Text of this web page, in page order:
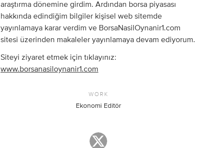
araştırma dönemine girdim. Ardından borsa piyasası
hakkında edindiğim bilgiler kişisel web sitemde
yayınlamaya karar verdim ve BorsaNasilOynanir1.com
sitesi üzerinden makaleler yayınlamaya devam ediyorum.
Siteyi ziyaret etmek için tıklayınız:
www.borsanasiloynanir1.com
WORK
Ekonomi Editör